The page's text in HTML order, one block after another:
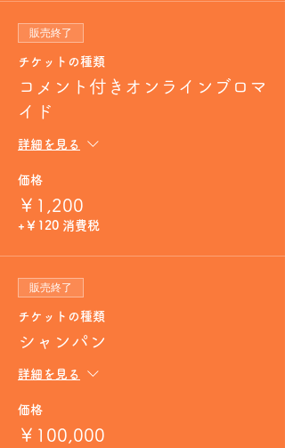
販売終了
チケットの種類
コメント付きオンラインブロマ
イド
詳細を見る
価格
￥1,200
+￥120 消費税
販売終了
チケットの種類
シャンパン
詳細を見る
価格
￥100,000